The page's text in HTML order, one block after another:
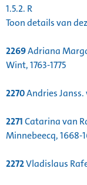
1.5.2. R
Toon details van
2269Adriana
Wint, 1763-1775
2270Andries Janss.
2271Catarina van
Minnebeecq, 1668-
2272Vladislaus